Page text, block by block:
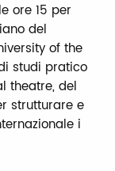
ore 15 per
del
of the
studi pratico
theatre, del
strutturare e
i